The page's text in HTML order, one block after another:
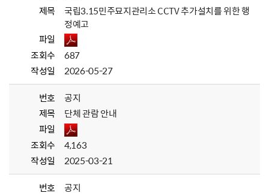
제목
국립3.15민주묘지관리소 CCTV 추가설치를 위한 행
정예고
파일
조회수
687
작성일
2026-05-27
번호
공지
제목
단체 관람 안내
파일
조회수
4,163
작성일
2025-03-21
번호
공지